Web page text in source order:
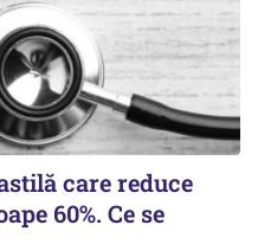
care reduce
60%. Ce se